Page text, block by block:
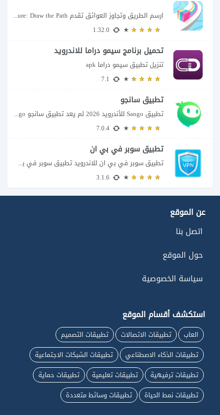
ارسم الطريق وتجاوز العوائق تقدم Color Adventure: Draw the Path فكرة بسيطة تتحول سريعًا...
تحميل برنامج سيمو دراما للاندرويد
تنزيل تطبيق سيمو دراما apk
تطبيق سانجو
تطبيق Sango للأندرويد 2026 لم يعد تطبيق سانجو Sango مجرد مساحة لإرسال الرسائل أو...
تطبيق سوبر في بي ان
تطبيق سوبر في بي ان للاندرويد تطبيق سوبر في بي ان من تطبيقات الشبكات...
عن الموقع
اتصل بنا
حول الموقع
سياسة الخصوصية
استكشف أقسام الموقع
العاب تطبيقات الاتصالات
تطبيقات التصميم
تطبيقات الذكاء الاصطناعي
تطبيقات الشبكات الاجتماعية
تطبيقات ترفيهية
تطبيقات تعليمية
تطبيقات حماية
تطبيقات نمط الحياة
تطبيقات وسائط متعددة